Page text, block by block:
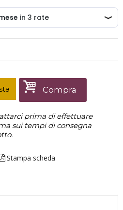
Compra
prima di effettuare
sui tempi di consegna
Stampa scheda